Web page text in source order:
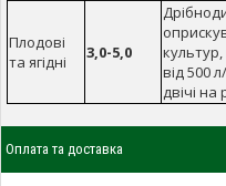
Плодові
та ягідні
3,0-5,0
від 500
двічі на
Оплата та доставка